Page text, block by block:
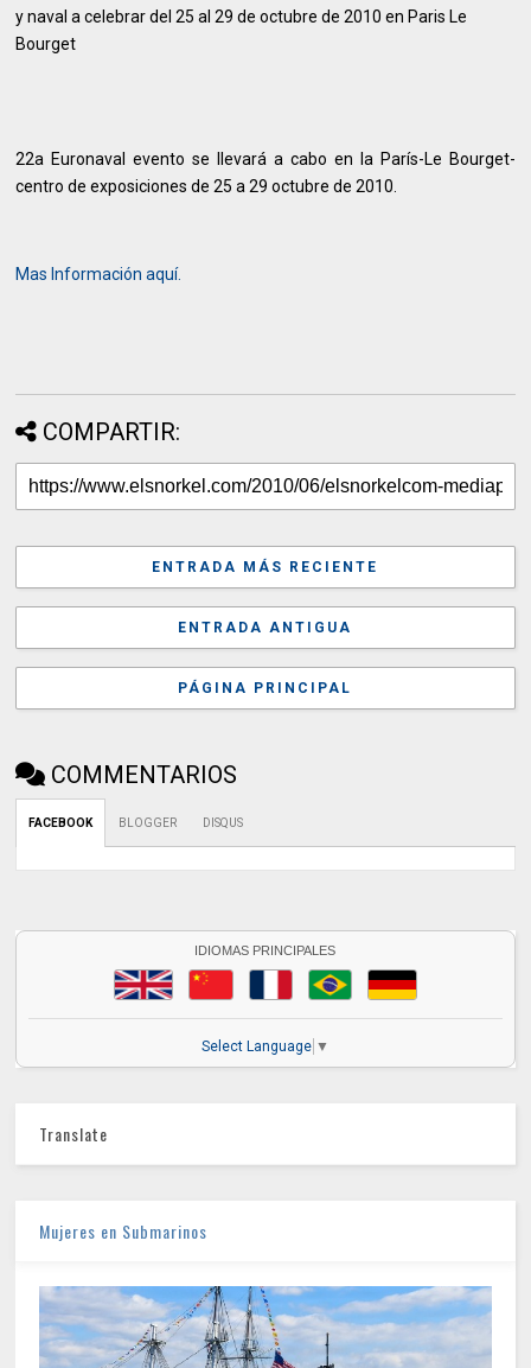
y naval a celebrar del 25 al 29 de octubre de 2010 en Paris Le
Bourget
22a Euronaval evento se llevará a cabo en la París-Le Bourget-
centro de exposiciones de 25 a 29 octubre de 2010.
Mas Información aquí.
COMPARTIR:
ENTRADA MÁS RECIENTE
ENTRADA ANTIGUA
PÁGINA PRINCIPAL
COMMENTARIOS
FACEBOOK BLOGGER DISQUS
IDIOMAS PRINCIPALES
Select Language ▼
Translate
Mujeres en Submarinos